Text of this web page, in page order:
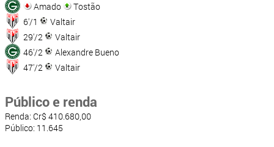
Amado
Tostão
6'/1
Valtair
29'/2
Valtair
46'/2
Alexandre Bueno
47'/2
Valtair
Público e renda
Renda: Cr$ 410.680,00
Público: 11.645